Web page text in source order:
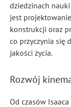
dziedzinach
jest
konstrukcji oraz
co przyczynia się
jakości życia.
Rozwój
Od czasów